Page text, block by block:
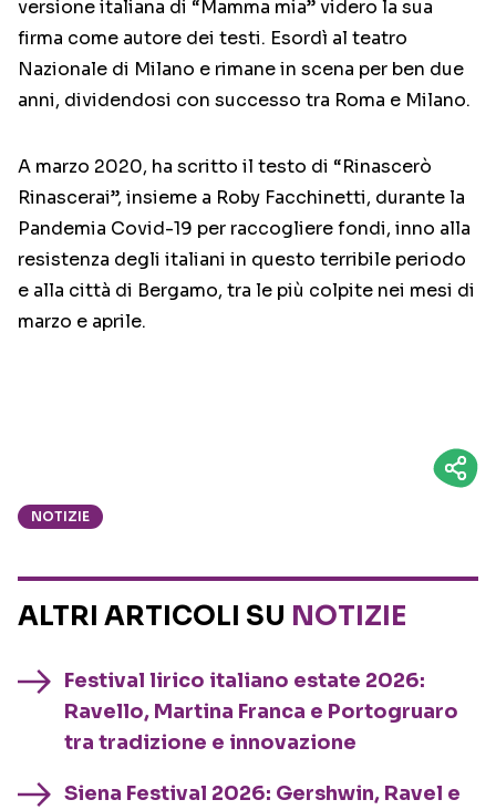
versione italiana di “Mamma mia” videro la sua
firma come autore dei testi. Esordì al teatro
Nazionale di Milano e rimane in scena per ben due
anni, dividendosi con successo tra Roma e Milano.
A marzo 2020, ha scritto il testo di “Rinascerò
Rinascerai”, insieme a Roby Facchinetti, durante la
Pandemia Covid-19 per raccogliere fondi, inno alla
resistenza degli italiani in questo terribile periodo
e alla città di Bergamo, tra le più colpite nei mesi di
marzo e aprile.
NOTIZIE
ALTRI ARTICOLI SU NOTIZIE
Festival lirico italiano estate 2026:
Ravello, Martina Franca e Portogruaro
tra tradizione e innovazione
Siena Festival 2026: Gershwin, Ravel e